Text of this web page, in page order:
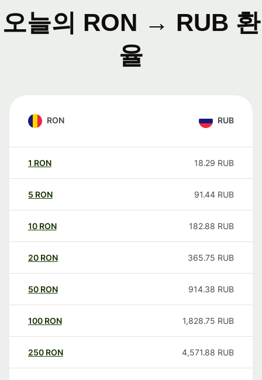
오늘의 RON → RUB 환
율
RON RUB
1 RON 18.29 RUB
5 RON 91.44 RUB
10 RON 182.88 RUB
20 RON 365.75 RUB
50 RON 914.38 RUB
100 RON 1,828.75 RUB
250 RON 4,571.88 RUB